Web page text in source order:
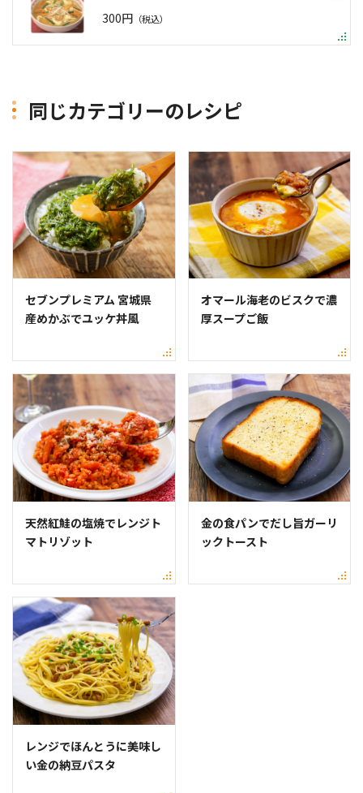
300円 （税込）
同じカテゴリーのレシピ
セブンプレミアム 宮城県
産めかぶでユッケ丼風
オマール海老のビスクで濃
厚スープご飯
天然紅鮭の塩焼でレンジト
マトリゾット
金の食パンでだし旨ガーリ
ックトースト
レンジでほんとうに美味し
い金の納豆パスタ